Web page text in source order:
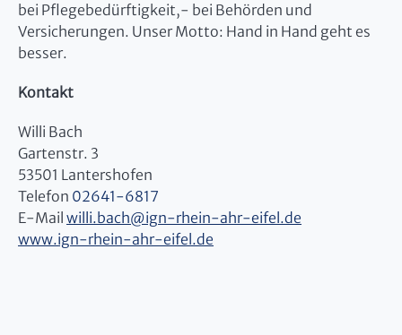
bei Pflegebedürftigkeit,- bei Behörden und
Versicherungen. Unser Motto: Hand in Hand geht es
besser.
Kontakt
Willi Bach
Gartenstr. 3
53501 Lantershofen
Telefon 02641-6817
E-Mail willi.bach@ign-rhein-ahr-eifel.de
www.ign-rhein-ahr-eifel.de